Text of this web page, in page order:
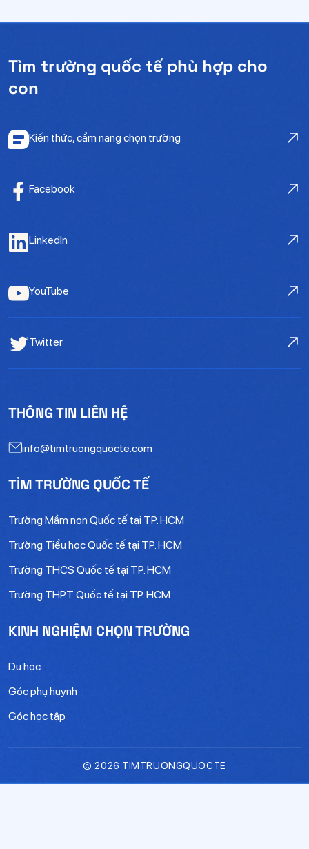
Tìm trường quốc tế phù hợp cho
con
Kiến thức, cẩm nang chọn trường
Facebook
LinkedIn
YouTube
Twitter
THÔNG TIN LIÊN HỆ
info@timtruongquocte.com
TÌM TRƯỜNG QUỐC TẾ
Trường Mầm non Quốc tế tại TP. HCM
Trường Tiểu học Quốc tế tại TP. HCM
Trường THCS Quốc tế tại TP. HCM
Trường THPT Quốc tế tại TP. HCM
KINH NGHIỆM CHỌN TRƯỜNG
Du học
Góc phụ huynh
Góc học tập
© 2026 TIMTRUONGQUOCTE